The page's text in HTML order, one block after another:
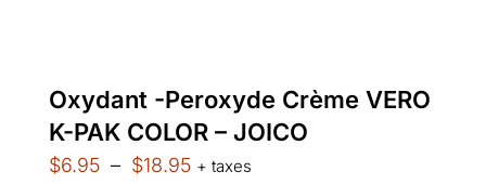
Oxydant -Peroxyde Crème VERO
K-PAK COLOR – JOICO
$6.95 – $18.95Plage
+ taxes